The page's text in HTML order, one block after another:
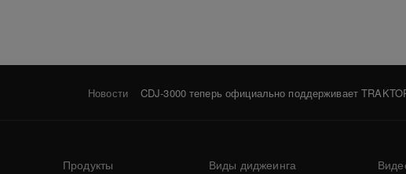
Новости CDJ-3000 теперь официально поддерживает
Продукты Виды диджеинга